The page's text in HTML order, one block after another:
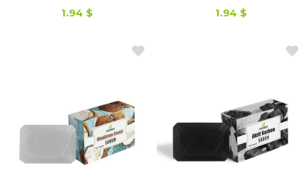
1.94 $ 1.94 $